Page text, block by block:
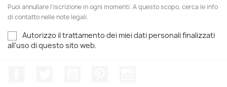
Puoi annullare l'iscrizione in ogni momenti. A questo scopo, cerca le info
di contatto nelle note legali.
Autorizzo il trattamento dei miei dati personali finalizzati
all'uso di questo sito web.